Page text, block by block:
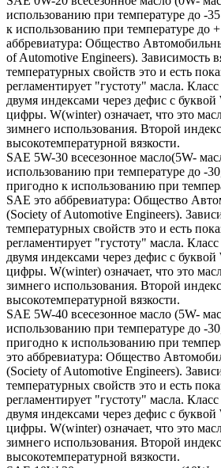
использованию при температуре до -
к использованию при температуре до
аббревиатура: Общество
of Automotive Engineers). Зависимость
температурных свойств это и есть
регламентирует "густоту" масла.
двумя индексами через дефис с
цифры. W(winter) означает, что это
зимнего использования. Второй
высокотемпературной вязкости.
SAE 5W-30 всесезонное масло(5W-
использованию при температуре до -
пригодно к использованию при
SAE это аббревиатура: Общество
(Society of Automotive Engineers).
температурных свойств это и есть
регламентирует "густоту" масла.
двумя индексами через дефис с
цифры. W(winter) означает, что это
зимнего использования. Второй
высокотемпературной вязкости.
SAE 5W-40 всесезонное масло (5W-
использованию при температуре до -
пригодно к использованию при
это аббревиатура: Общество
(Society of Automotive Engineers).
температурных свойств это и есть
регламентирует "густоту" масла.
двумя индексами через дефис с
цифры. W(winter) означает, что это
зимнего использования. Второй
высокотемпературной вязкости.